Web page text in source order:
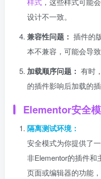
设计不一致。
兼容性问题： 插件的
本不兼容，可能会导
加载顺序问题： 有时
的插件影响后加载的
Elementor安全
隔离测试环境：
安全模式为你提供了
非Elementor的插件和
页面或编辑器的功能